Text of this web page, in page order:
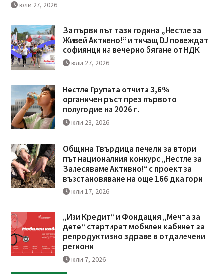
юли 27, 2026
За първи път тази година „Нестле за
Живей Активно!“ и тичащ DJ повеждат
софиянци на вечерно бягане от НДК
юли 27, 2026
Нестле Групата отчита 3,6%
органичен ръст през първото
полугодие на 2026 г.
юли 23, 2026
Община Твърдица печели за втори
път националния конкурс „Нестле за
Залесяваме Активно!“ с проект за
възстановяване на още 166 дка гори
юли 17, 2026
„Изи Кредит“ и Фондация „Мечта за
дете“ стартират мобилен кабинет за
репродуктивно здраве в отдалечени
региони
юли 7, 2026